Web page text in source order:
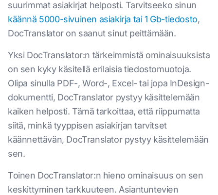
suurimmat asiakirjat helposti. Tarvitseeko sinun
käännä 5000-sivuinen asiakirja tai 1 Gb-tiedosto,
DocTranslator on saanut sinut peittämään.
Yksi DocTranslator:n tärkeimmistä ominaisuuksista
on sen kyky käsitellä erilaisia tiedostomuotoja.
Olipa sinulla PDF-, Word-, Excel- tai jopa InDesign-
dokumentti, DocTranslator pystyy käsittelemään
kaiken helposti. Tämä tarkoittaa, että riippumatta
siitä, minkä tyyppisen asiakirjan tarvitset
käännettävän, DocTranslator pystyy käsittelemään
sen.
Toinen DocTranslator:n hieno ominaisuus on sen
keskittyminen tarkkuuteen. Asiantuntevien